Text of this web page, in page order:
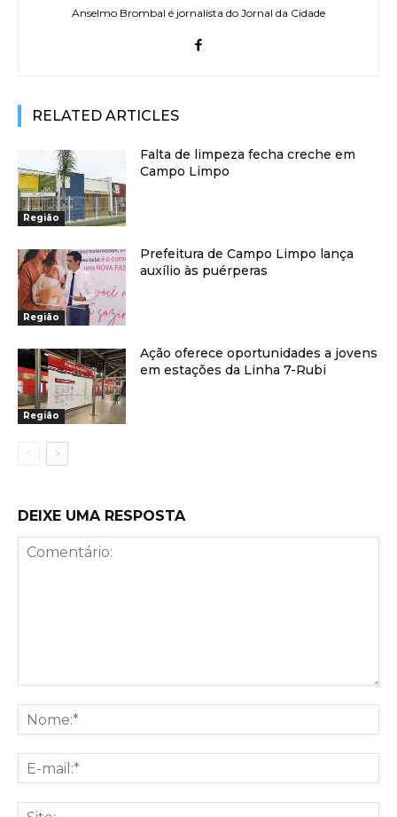
Anselmo Brombal é jornalista do Jornal da Cidade
RELATED ARTICLES
Região
Falta de limpeza fecha creche em
Campo Limpo
Região
Prefeitura de Campo Limpo lança
auxílio às puérperas
Região
Ação oferece oportunidades a jovens
em estações da Linha 7-Rubi
DEIXE UMA RESPOSTA